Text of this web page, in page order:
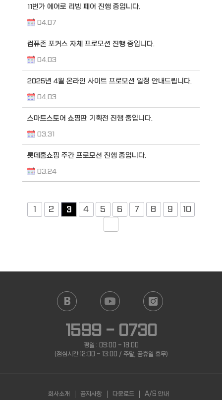
11번가 에어로 리빙 페어 진행 중입니다.
04.07
컴퓨존 포커스 자체 프로모션 진행 중입니다.
04.03
2025년 4월 온라인 사이트 프로모션 일정 안내드립니다.
04.03
스마트스토어 쇼핑판 기획전 진행 중입니다.
03.31
롯데홈쇼핑 주간 프로모션 진행 중입니다.
03.24
1 2 3 4 5 6 7 8 9 10
1599 - 0730
평일 : 09:00 - 18:00
(점심시간 12:00 - 13:00 / 주말, 공휴일 휴무)
회사소개 공지사항 다운로드 A/S 안내